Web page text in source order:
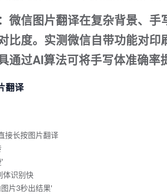
微信图片翻译在复杂背景、
比度。实测微信自带功能对印
通过AI算法可将手写体准确率
翻译
接长按图片翻译
'
体识别快
片3秒出结果'